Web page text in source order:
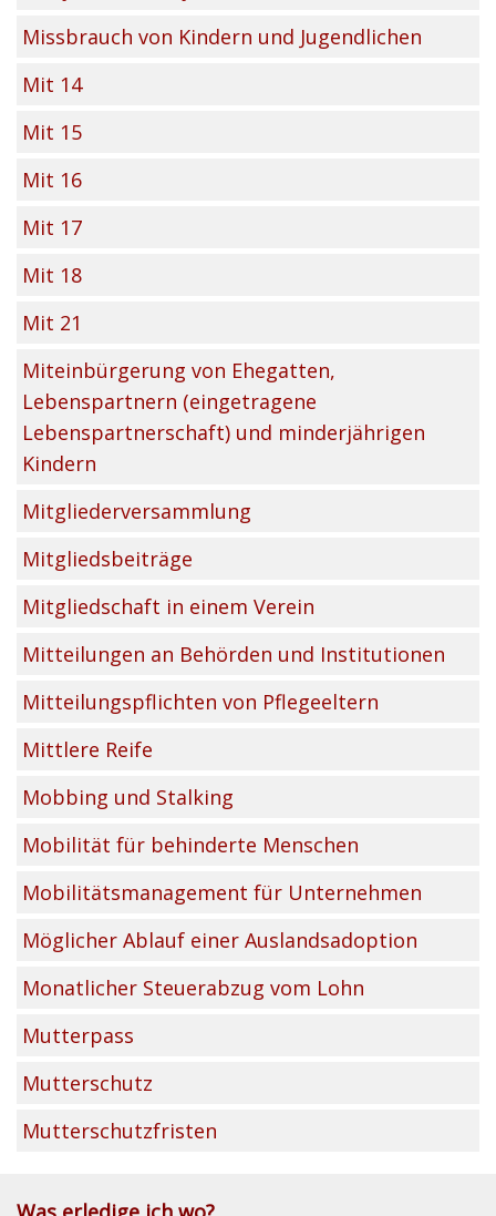
Missbrauch von Kindern und Jugendlichen
Mit 14
Mit 15
Mit 16
Mit 17
Mit 18
Mit 21
Miteinbürgerung von Ehegatten,
Lebenspartnern (eingetragene
Lebenspartnerschaft) und minderjährigen
Kindern
Mitgliederversammlung
Mitgliedsbeiträge
Mitgliedschaft in einem Verein
Mitteilungen an Behörden und Institutionen
Mitteilungspflichten von Pflegeeltern
Mittlere Reife
Mobbing und Stalking
Mobilität für behinderte Menschen
Mobilitätsmanagement für Unternehmen
Möglicher Ablauf einer Auslandsadoption
Monatlicher Steuerabzug vom Lohn
Mutterpass
Mutterschutz
Mutterschutzfristen